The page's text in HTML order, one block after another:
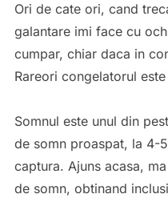
Ori de cate ori, cand
galantare imi face cu
cumpar, chiar daca in
Rareori congelatorul
Somnul este unul din
de somn proaspat, la 4-
captura. Ajuns acasa,
de somn, obtinand